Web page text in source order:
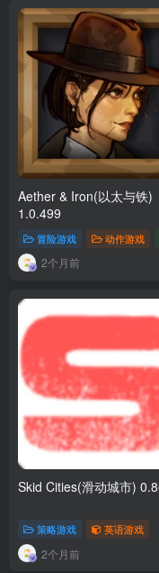
Aether & Iron(以太与铁)
1.0.499
冒险游戏 动作游戏
2个月前
Skid Cities(滑动城市)
策略游戏 英语游戏
2个月前